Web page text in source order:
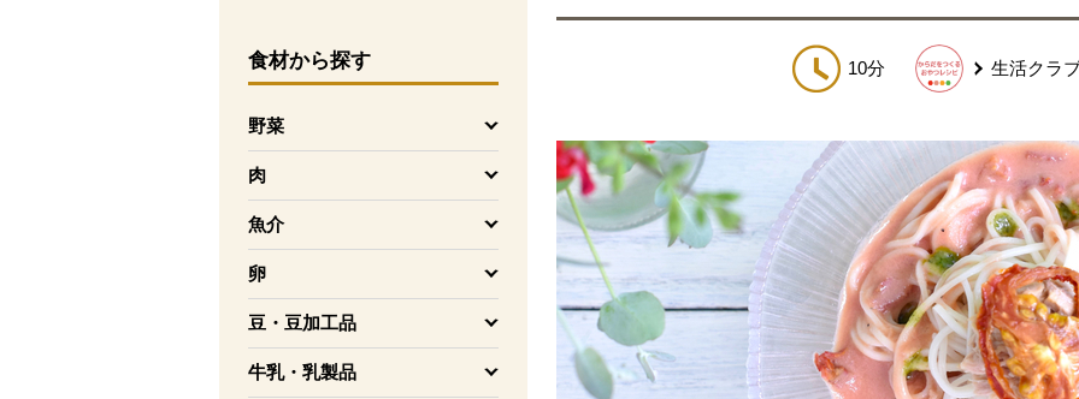
食材から探す
野菜
を開く
肉
を開く
魚介
を開く
卵
を開く
豆・豆加工品
を開く
牛乳・乳製品
を開く
10分 生活クラ